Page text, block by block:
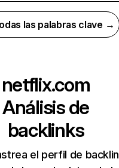
las palabras clave →
netflix.com
Análisis de
backlinks
el perfil de